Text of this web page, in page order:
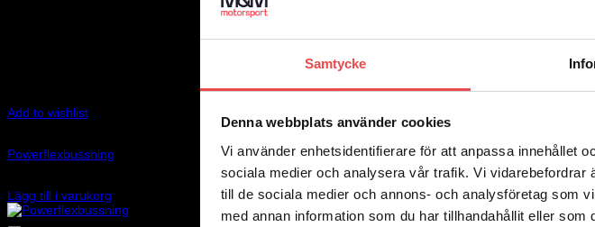
Samtycke
Denna webbplats använder cookies
Vi använder enhetsidentifierare för att anpassa innehållet
sociala medier och analysera vår trafik. Vi vidarebefordrar
till de sociala medier och annons- och analysföretag som
med annan information som du har tillhandahållit eller
Add to wishlist
Powerflexbussning
Lägg till i varukorg